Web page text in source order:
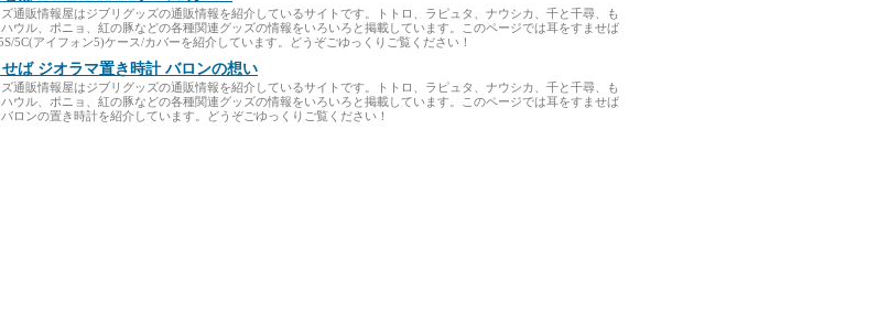
通販情報屋はジブリグッズの通販情報を紹介しているサイトです。トトロ、ラピュタ、ナウシカ、千と千尋、も
ウル、ポニョ、紅の豚などの各種関連グッズの情報をいろいろと掲載しています。このページでは耳をすませば
5C(アイフォン5)ケース/カバーを紹介しています。どうぞごゆっくりご覧ください！
ば ジオラマ置き時計 バロンの想い
通販情報屋はジブリグッズの通販情報を紹介しているサイトです。トトロ、ラピュタ、ナウシカ、千と千尋、も
ウル、ポニョ、紅の豚などの各種関連グッズの情報をいろいろと掲載しています。このページでは耳をすませば
ロンの置き時計を紹介しています。どうぞごゆっくりご覧ください！